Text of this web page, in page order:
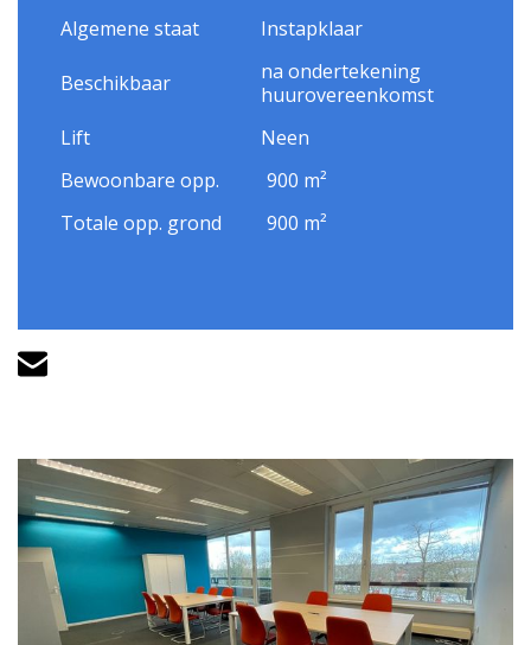
Algemene staat
Instapklaar
Beschikbaar
na ondertekening
huurovereenkomst
Lift
Neen
Bewoonbare opp.
900 m²
Totale opp. grond
900 m²